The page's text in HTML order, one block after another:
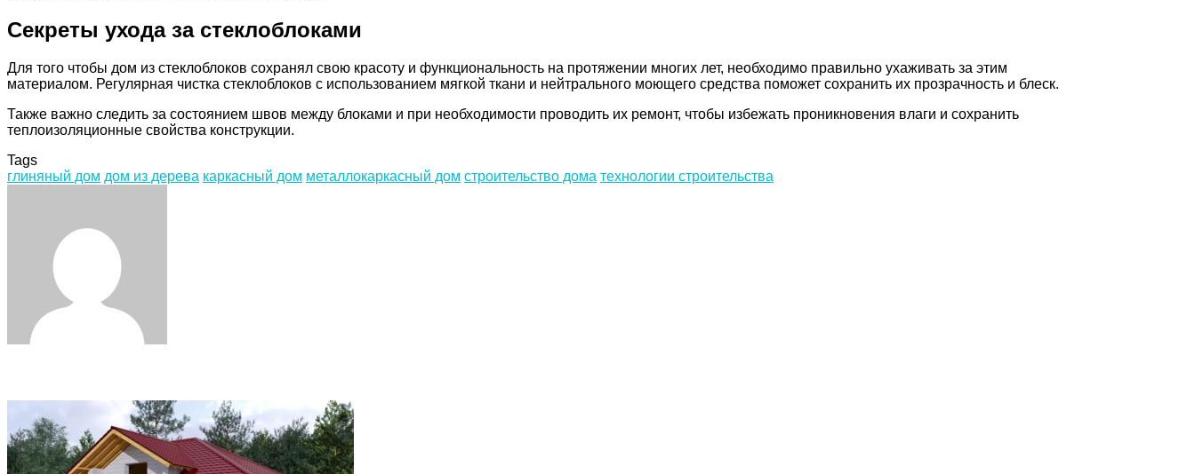
Секреты ухода за стеклоблоками
Для того чтобы дом из стеклоблоков сохранял свою красоту и функциональность на протяжении многих лет, необходимо правильно ухаживать за этим
материалом. Регулярная чистка стеклоблоков с использованием мягкой ткани и нейтрального моющего средства поможет сохранить их прозрачность и блеск.
Также важно следить за состоянием швов между блоками и при необходимости проводить их ремонт, чтобы избежать проникновения влаги и сохранить
теплоизоляционные свойства конструкции.
Tags
глиняный дом дом из дерева каркасный дом металлокаркасный дом строительство дома технологии строительства